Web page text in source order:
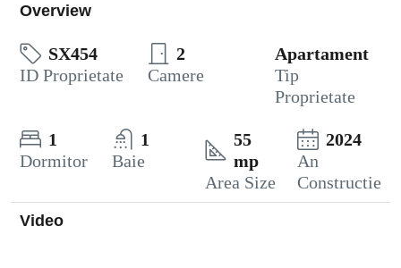
Overview
SX454
ID Proprietate
2
Camere
Apartament
Tip
Proprietate
1
Dormitor
1
Baie
55
mp
Area Size
2024
An
Constructie
Video